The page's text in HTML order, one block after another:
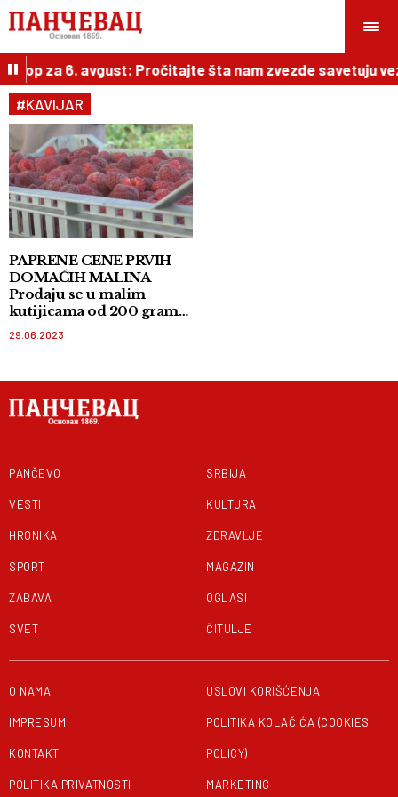
za 6. avgust: Pročitajte šta nam zvezde savetuju
#KAVIJAR
PAPRENE CENE PRVIH
DOMAĆIH MALINA
Prodaju se u malim
kutijicama od 200 grama
Kilogram crvenog zlata
29.06.2023
PANČEVO
VESTI
HRONIKA
SPORT
ZABAVA
SVET
SRBIJA
KULTURA
ZDRAVLJE
MAGAZIN
OGLASI
ČITULJE
O NAMA
IMPRESUM
KONTAKT
POLITIKA PRIVATNOSTI
USLOVI KORIŠĆENJA
POLITIKA KOLAČIĆA (COOKIES
POLICY)
MARKETING